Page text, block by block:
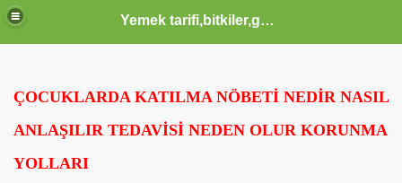
Yemek tarifi,bitkiler,güzellik sağlık,burçlar,sözler
ÇOCUKLARDA KATILMA NÖBETİ NEDİR NASIL
ANLAŞILIR TEDAVİSİ NEDEN OLUR KORUNMA
YOLLARI
HTML KODLARI CSS KODLARI MENUSU
HZ MUHAMMED S.A.V HAYATI OLUM VE OTESI